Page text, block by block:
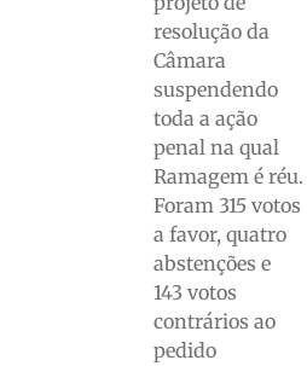
resolução da
Câmara
suspendendo
toda a ação
penal na qual
Ramagem é réu.
Foram 315 votos
a favor, quatro
abstenções e
143 votos
contrários ao
pedido